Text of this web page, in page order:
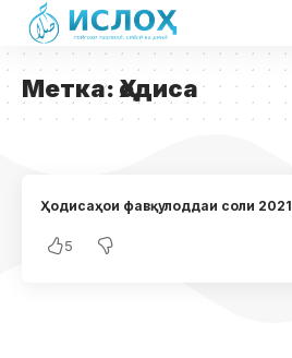
Метка: Ҳодиса
Ҳодисаҳои фавқулоддаи соли 2021
5